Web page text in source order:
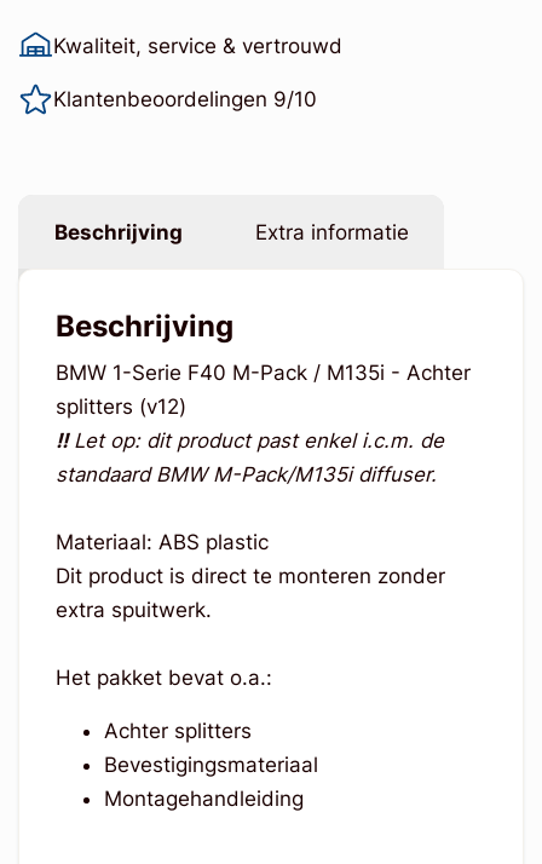
Kwaliteit, service & vertrouwd
Klantenbeoordelingen 9/10
Beschrijving Extra informatie
Beschrijving
BMW 1-Serie F40 M-Pack / M135i - Achter
splitters (v12)
!!Let op: dit product past enkel i.c.m. de
standaard BMW M-Pack/M135i diffuser.
Materiaal: ABS plastic
Dit product is direct te monteren zonder
extra spuitwerk.
Het pakket bevat o.a.:
Achter splitters
Bevestigingsmateriaal
Montagehandleiding